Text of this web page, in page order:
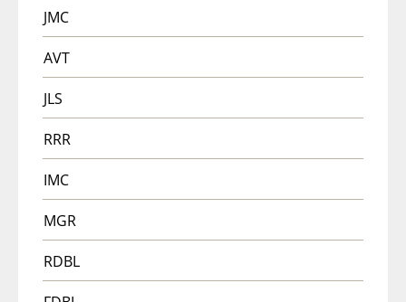
JMC
AVT
JLS
RRR
IMC
MGR
RDBL